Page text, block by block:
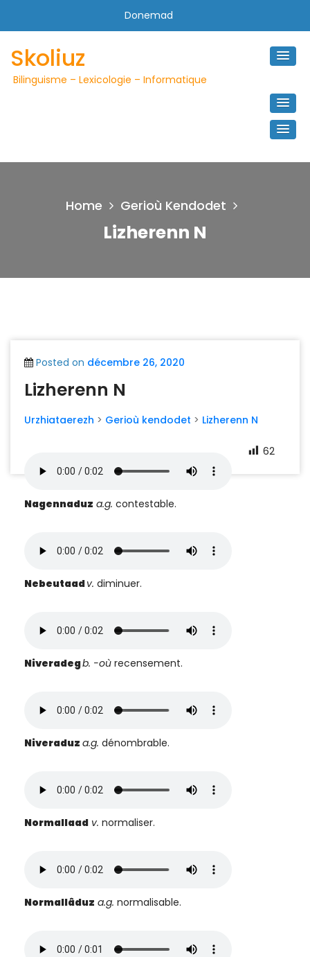
Donemad
Skoliuz
Bilinguisme – Lexicologie – Informatique
Home Gerioù Kendodet
Lizherenn N
Posted on décembre 26, 2020
Lizherenn N
Urzhiataerezh > Gerioù kendodet > Lizherenn N
Nagennaduz a.g. contestable.
Nebeutaadv. diminuer.
Niveradegb. -où recensement.
Niveraduz a.g. dénombrable.
Normallaad v. normaliser.
Normallâduz a.g. normalisable.
62